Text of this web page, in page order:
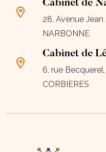
Cabinet de
28, Avenue
NARBONNE
Cabinet de
6, rue
CORBIERES